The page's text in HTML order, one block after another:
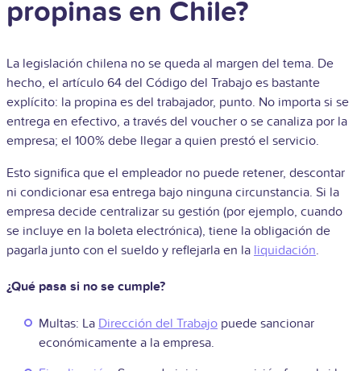
propinas en Chile?
La legislación chilena no se queda al margen del tema. De
hecho, el artículo 64 del Código del Trabajo es bastante
explícito: la propina es del trabajador, punto. No importa si se
entrega en efectivo, a través del voucher o se canaliza por la
empresa; el 100% debe llegar a quien prestó el servicio.
Esto significa que el empleador no puede retener, descontar
ni condicionar esa entrega bajo ninguna circunstancia. Si la
empresa decide centralizar su gestión (por ejemplo, cuando
se incluye en la boleta electrónica), tiene la obligación de
pagarla junto con el sueldo y reflejarla en la liquidación.
¿Qué pasa si no se cumple?
Multas: La Dirección del Trabajo puede sancionar
económicamente a la empresa.